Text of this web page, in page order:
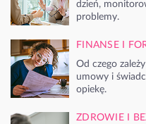
dzień,
problemy.
FINANSE I
Od czego
umowy i
opiekę.
ZDROWIE I